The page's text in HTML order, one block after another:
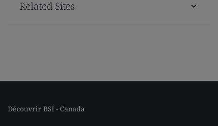
Related Sites
Découvrir BSI - Canada